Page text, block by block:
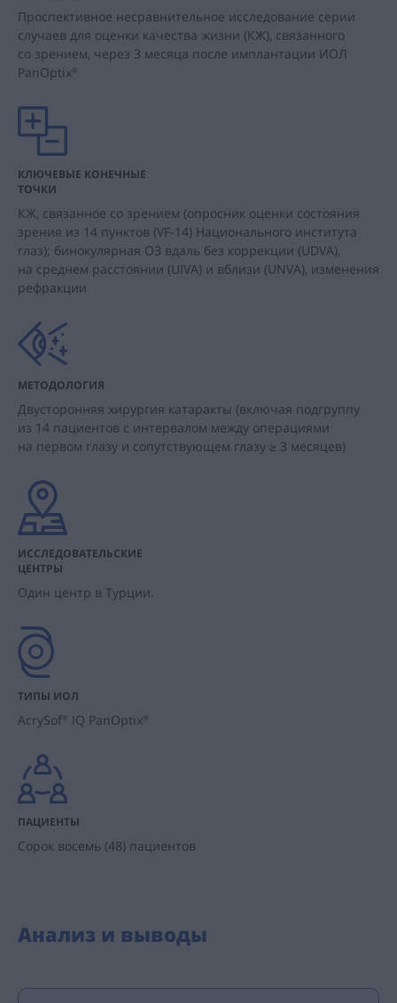
Проспективное несравнительное исследование серии
случаев для оценки качества жизни (КЖ), связанного
со зрением, через 3 месяца после имплантации ИОЛ
PanOptix®
КЛЮЧЕВЫЕ КОНЕЧНЫЕ
ТОЧКИ
КЖ, связанное со зрением (опросник оценки состояния
зрения из 14 пунктов (VF-14) Национального института
глаз); бинокулярная ОЗ вдаль без коррекции (UDVA),
на среднем расстоянии (UIVA) и вблизи (UNVA), изменения
рефракции
МЕТОДОЛОГИЯ
Двусторонняя хирургия катаракты (включая подгруппу
из 14 пациентов с интервалом между операциями
на первом глазу и сопутствующем глазу ≥ 3 месяцев)
ИССЛЕДОВАТЕЛЬСКИЕ
ЦЕНТРЫ
Один центр в Турции.
ТИПЫ ИОЛ
AcrySof® IQ PanOptix®
ПАЦИЕНТЫ
Сорок восемь (48) пациентов
Анализ и выводы